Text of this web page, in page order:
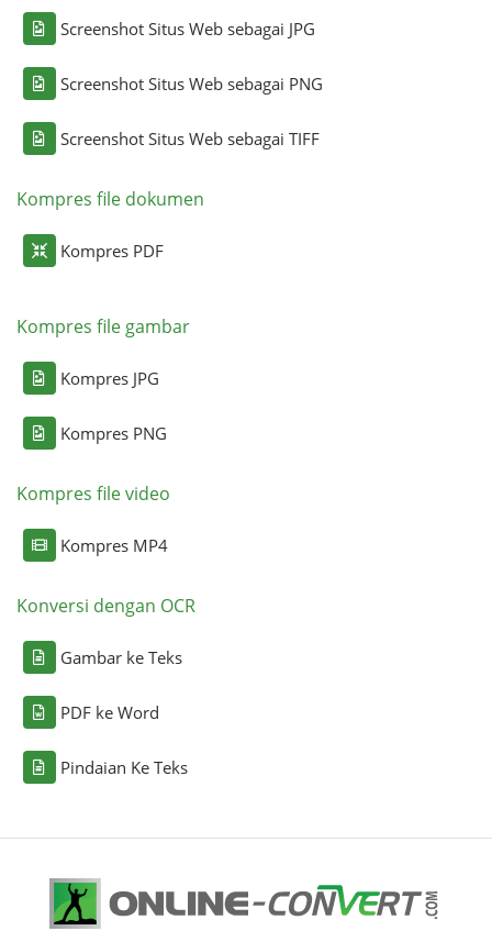
Screenshot Situs Web sebagai JPG
Screenshot Situs Web sebagai PNG
Screenshot Situs Web sebagai TIFF
Kompres file dokumen
Kompres PDF
Kompres file gambar
Kompres JPG
Kompres PNG
Kompres file video
Kompres MP4
Konversi dengan OCR
Gambar ke Teks
PDF ke Word
Pindaian Ke Teks